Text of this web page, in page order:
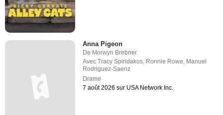
Anna Pigeon
De Morwyn Brebner
AvecTracy Spiridakos Ronnie Rowe Manuel
Rodriguez-Saenz
Drame
7 août 2026 sur USA Network Inc.